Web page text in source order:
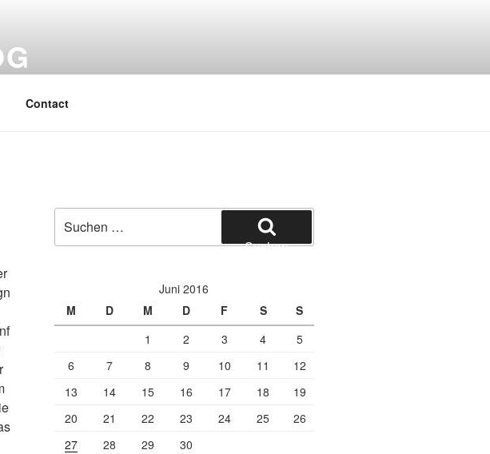
Contact
nach:
Suchen
Juni 2016
M
D M D F S
S
1
2 3 4
5
6
7 8 9 10 11
12
13
14 15 16 17 18
19
20
21 22 23 24 25
26
27
28 29
30